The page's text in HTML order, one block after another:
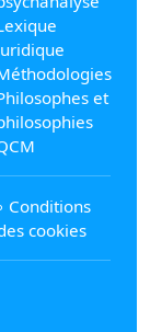
et
Conditions
cookies